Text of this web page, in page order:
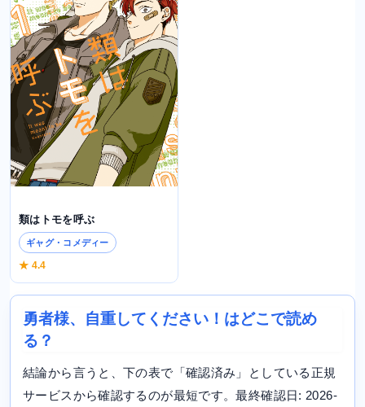
類はトモを呼ぶ
ギャグ・コメディー
★ 4.4
勇者様、自重してください！はどこで読め
る？
結論から言うと、下の表で「確認済み」としている正規
サービスから確認するのが最短です。最終確認日: 2026-